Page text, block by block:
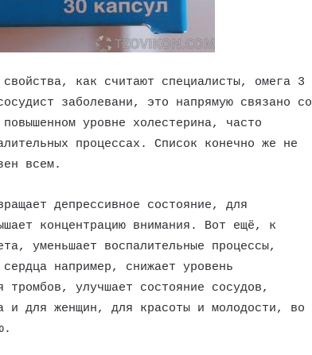
как считают специалисты, омега 3
заболевани, это напрямую связано со
уровне холестерина, часто
процессах. Список конечно же не
всем.
депрессивное состояние, для
концентрацию внимания. Вот ещё, к
уменьшает воспалительные процессы,
например, снижает уровень
тромбов, улучшает состояние сосудов,
и для женщин, для красоты и молодости, во